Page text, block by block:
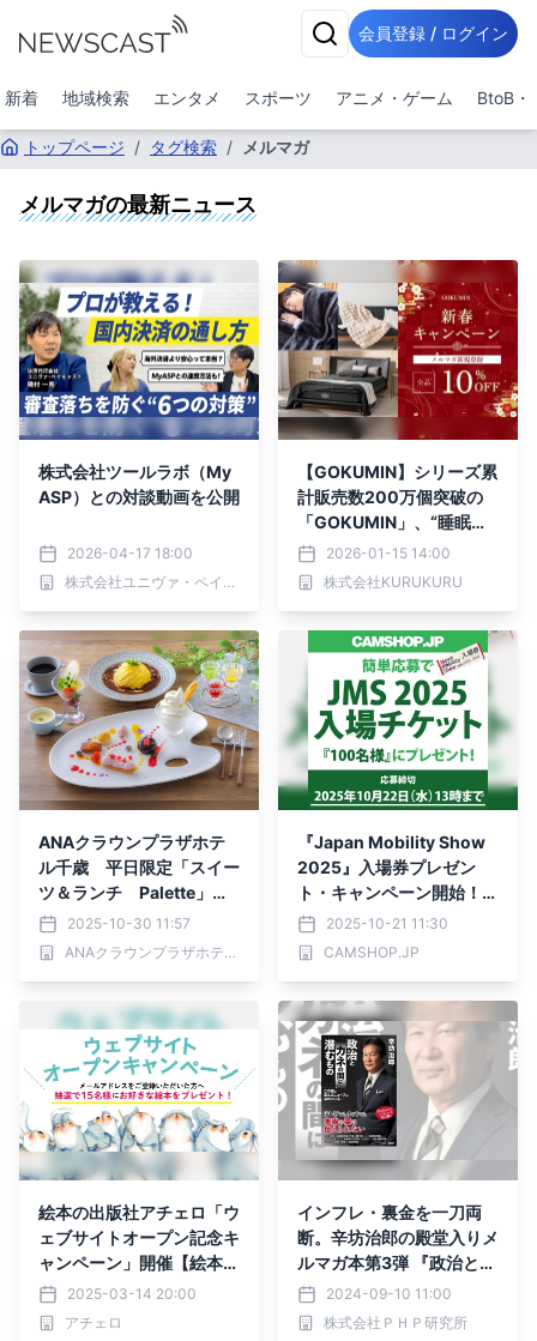
会員登録 / ログイン
新着 地域検索 エンタメ スポーツ アニメ・ゲーム BtoB・
トップページ / タグ検索 / メルマガ
メルマガの最新ニュース
株式会社ツールラボ（My
ASP）との対談動画を公開
2026-04-17 18:00
株式会社ユニヴァ・ペイキャスト
【GOKUMIN】シリーズ累
計販売数200万個突破の
「GOKUMIN」、“睡眠か
ら暮らしを整える”新年キ
ャンペーンを開始
2026-01-15 14:00
株式会社KURUKURU
ANAクラウンプラザホテ
ル千歳 平日限定「スイー
ツ＆ランチ Palette」が
装いも新たに再登場 彩り
デザートと選べるメイン
で、自分だけの“パレッ
2025-10-30 11:57
ANAクラウンプラザホテル千歳
『Japan Mobility Show
2025』入場券プレゼン
ト・キャンペーン開始！b
y CAMSHOP
2025-10-21 11:30
CAMSHOP.JP
絵本の出版社アチェロ「ウ
ェブサイトオープン記念キ
ャンペーン」開催【絵本が
当たる！】
2025-03-14 20:00
アチェロ
インフレ・裏金を一刀両
断。辛坊治郎の殿堂入りメ
ルマガ本第3弾 『政治とカ
ネの間に潜むもの』を発売
2024-09-10 11:00
株式会社ＰＨＰ研究所